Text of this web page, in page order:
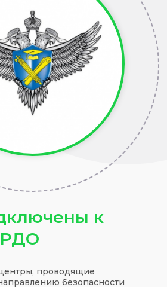
проводящие
безопасности
к